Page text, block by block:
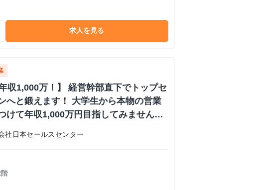
求人を見る
年収1,000万！】 経営幹部直下でトップセ
へと鍛えます！ 大学生から本物の営業
けて年収1,000万円目指してみません
直結内定あり #学歴不問 #未経験可
- 株式会社日本セールスセンターの長
ンターンシップ
社日本セールスセンター